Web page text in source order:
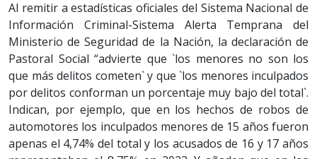
Al remitir a estadísticas oficiales del Sistema Nacional de
Información Criminal-Sistema Alerta Temprana del
Ministerio de Seguridad de la Nación, la declaración de
Pastoral Social “advierte que `los menores no son los
que más delitos cometen` y que `los menores inculpados
por delitos conforman un porcentaje muy bajo del total`.
Indican, por ejemplo, que en los hechos de robos de
automotores los inculpados menores de 15 años fueron
apenas el 4,74% del total y los acusados de 16 y 17 años